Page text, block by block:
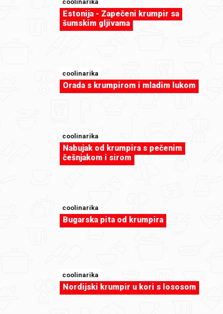
sweet-tooth
Macarons by Cleopatra87
sweet-tooth
Macarons by cleopatra87
coolinarika
Estonija - Zapečeni krumpir sa
šumskim gljivama
coolinarika
Orada s krumpirom i mladim lukom
coolinarika
Nabujak od krumpira s pečenim
češnjakom i sirom
coolinarika
Bugarska pita od krumpira
coolinarika
Nordijski krumpir u kori s lososom